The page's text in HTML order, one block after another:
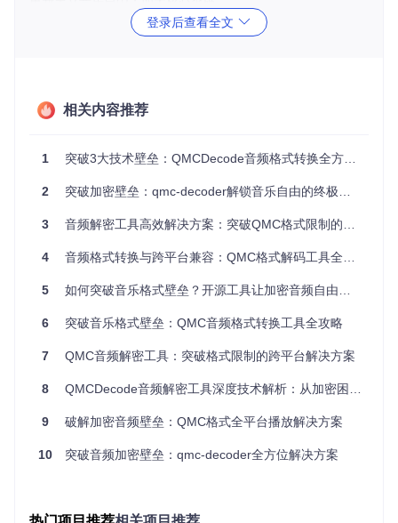
QMC解码器作为一款免费开源的音频格式转换工具，通过先
与同类工具相比，QMC解码器展现出显著优势：
特性 QMC解码器
工具
服务
转换速
快30%以上 常规速度
依赖网络
环境
音质保
可能压缩
质量损失
理
理
限制
护
本地处理 本地处理
风险
平台支
Windows/macOS/
多为单一
依赖浏览
快速部署：零基础用户的安装指南
准备工作：构建环境检查清单
登录后查看全文
相关内容推荐
1 突破3大技术壁垒：QMCDecode音频格式转换全方位解决方案
2 突破加密壁垒：qmc-decoder解锁音乐自由的终极解决方案
3 音频解密工具高效解决方案：突破QMC格式限制的跨平台工具应用指南
4 音频格式转换与跨平台兼容：QMC格式解码工具全解析
5 如何突破音乐格式壁垒？开源工具让加密音频自由播放
6 突破音乐格式壁垒：QMC音频格式转换工具全攻略
7 QMC音频解密工具：突破格式限制的跨平台解决方案
8 QMCDecode音频解密工具深度技术解析：从加密困境到跨平台解决方案
9 破解加密音频壁垒：QMC格式全平台播放解决方案
10 突破音频加密壁垒：qmc-decoder全方位解决方案